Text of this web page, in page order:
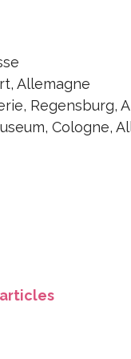
Allemagne
Regensburg,
Cologne,